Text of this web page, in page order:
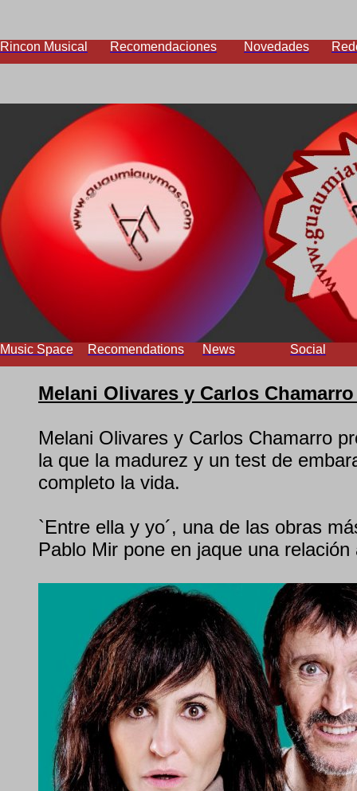
Rincon Musical Recomendaciones Novedades
Music Space Recomendations News Social
Melani Olivares y Carlos
Melani Olivares y Carlos Chamarro
la que la madurez y un test de
completo la vida.
`Entre ella y yo´, una de las obras
Pablo Mir pone en jaque una relación